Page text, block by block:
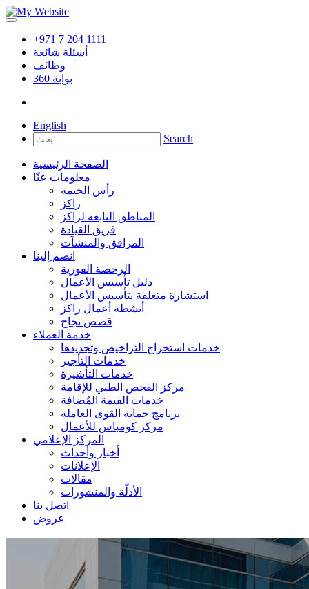
+971 7 204 1111
أسئلة شائعة
وظائف
360 بوابة
English
Search
الصفحة الرئيسية
معلومات عنّا
رأس الخيمة
راكز
المناطق التابعة لراكز
فريق القيادة
المرافق والمنشآت
انضم إلينا
الرخصة الفورية
دليل تأسيس الأعمال
استشارة متعلقة بتأسيس الأعمال
أنشطة أعمال راكز
قصص نجاح
خدمة العملاء
خدمات استخراج التراخيص وتجديدها
خدمات التأجير
خدمات التأشيرة
مركز الفحص الطبي للإقامة
خدمات القيمة المُضافة
برنامج حماية القوى العاملة
مركز كومباس للأعمال
المركز الإعلامي
أخبار وأحداث
الإعلانات
مقالات
الأدلّة والمنشورات
اتصل بنا
عروض